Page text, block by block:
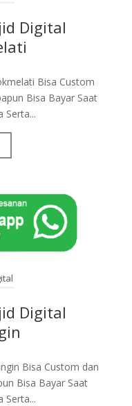
Digital
Bisa Custom
Bisa Bayar Saat
Serta...
Digital
Bisa Custom dan
Bisa Bayar Saat
Serta...